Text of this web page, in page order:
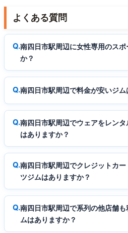
よくある質問
南四日市駅周辺に女性専用のス
か？
南四日市駅周辺で料金が安いジム
南四日市駅周辺でウェアをレン
はありますか？
南四日市駅周辺でクレジットカ
ツジムはありますか？
南四日市駅周辺で系列の他店舗
ムはありますか？